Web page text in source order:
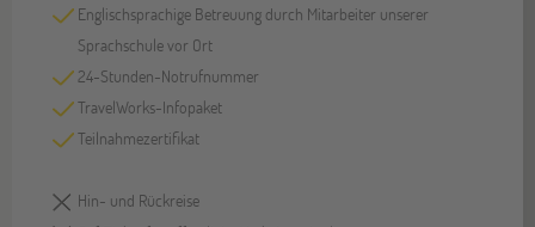
Englischsprachige Betreuung durch Mitarbeiter unserer
Sprachschule vor Ort
24-Stunden-Notrufnummer
TravelWorks-Infopaket
Teilnahmezertifikat
Hin- und Rückreise